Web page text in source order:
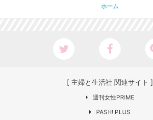
ホーム
[ 主婦と生活社 関連サイト ]
週刊女性PRIME
PASH! PLUS